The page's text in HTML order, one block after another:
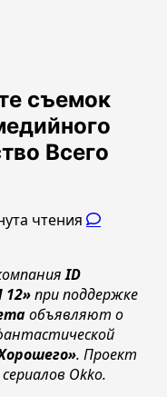
съемок
Всего
чтения
ID
при поддержке
объявляют о
. Проект
Okko.